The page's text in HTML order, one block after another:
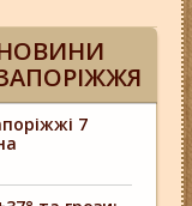
7